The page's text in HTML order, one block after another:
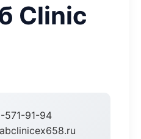
Clinic
571-91-94